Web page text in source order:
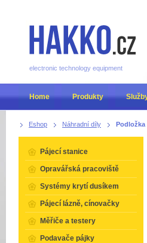
Eshop Náhradní díly Podložka
Pájecí stanice
Opravářská pracoviště
Systémy krytí dusíkem
Pájecí lázně, cínovačky
Měřiče a testery
Podavače pájky
electronic technology equipment
Home Produkty